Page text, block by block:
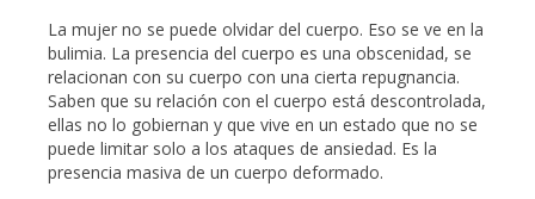
La mujer no se puede olvidar del cuerpo. Eso se ve en la
bulimia. La presencia del cuerpo es una obscenidad, se
relacionan con su cuerpo con una cierta repugnancia.
Saben que su relación con el cuerpo está descontrolada,
ellas no lo gobiernan y que vive en un estado que no se
puede limitar solo a los ataques de ansiedad. Es la
presencia masiva de un cuerpo deformado.